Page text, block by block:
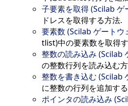
子要素を取得 (Scilab ゲ
ドレスを取得する方法.
要素数 (Scilab ゲートウ
tlist)中の要素数を取得
整数の読み込み (Scilab
の整数行列を読み込む
整数を書き込む (Scilab
に整数の行列を追加す
ポインタの読み込み